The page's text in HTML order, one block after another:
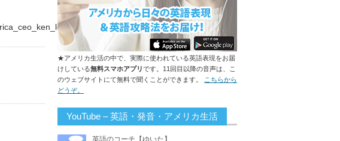
★アメリカ生活の中で、実際に使われている英語表現をお届
けしている無料スマホアプリです。11回目以降の音声は、こ
のウェブサイトにて無料で聞くことができます。
こちらから
どうぞ。
YouTube – 英語・発音・アメリカ生活